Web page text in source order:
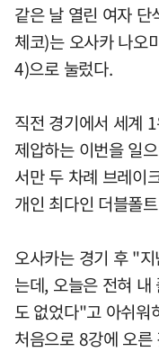
같은 날 열린 여자
체코)는 오사카 나
4)으로 눌렀다.
직전 경기에서 세계
제압하는 이번을 일
서만 두 차례 브레이
개인 최다인 더블폴
오사카는 경기 후 "
는데, 오늘은 전혀 내
도 없었다"고 아쉬워
처음으로 8강에 오